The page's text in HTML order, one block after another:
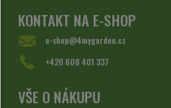
KONTAKT NA E-SHOP
e-shop@4mygarden.cz
+420 608 401 337
VŠE O NÁKUPU